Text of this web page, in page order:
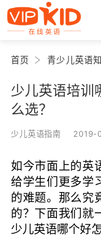
首页 青少儿英语
少儿英语培训
么选？
少儿英语指南 2019-
如今市面上的英
给学生们更多学
的难题。那么究
的？下面我们就
少儿英语哪个好